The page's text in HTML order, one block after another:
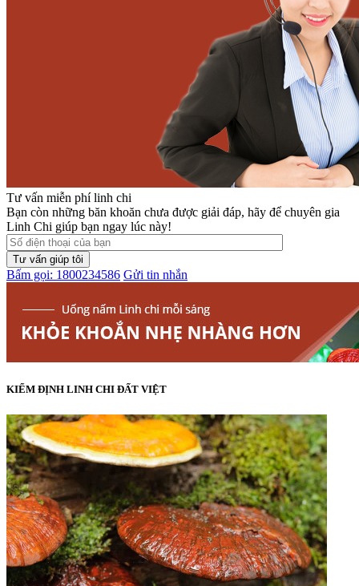
Tư vấn miễn phí linh chi
Bạn còn những băn khoăn chưa được giải đáp, hãy để chuyên gia
Linh Chi giúp bạn ngay lúc này!
Bấm gọi: 1800234586 Gửi tin nhắn
KIỂM ĐỊNH LINH CHI ĐẤT VIỆT